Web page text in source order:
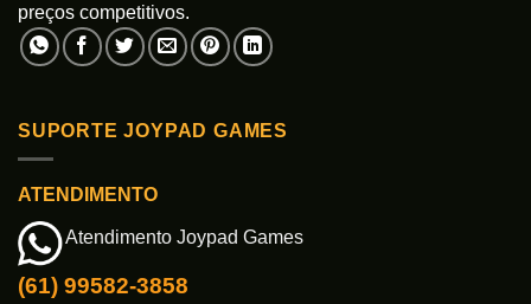
preços competitivos.
SUPORTE JOYPAD GAMES
ATENDIMENTO
Atendimento Joypad Games
(61) 99582-3858